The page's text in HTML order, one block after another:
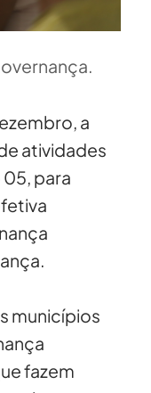
a
atividades
para
municípios
fazem